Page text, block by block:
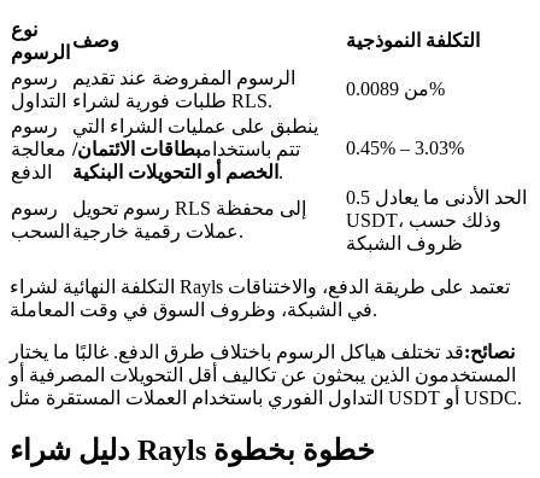
عمليات احتجاز BTR
استثمارات حصرية لحاملي BTR
خدمة الاقتراض المدعومة بالعملات المشفرة
نوع
الرسوم
وصف
التكلفة النموذجية
رسوم
التداول
الرسوم المفروضة عند تقديم
طلبات فورية لشراء RLS.
من 0.0089%
رسوم
معالجة
الدفع
ينطبق على عمليات الشراء التي
تتم باستخدامبطاقات الائتمان/
الخصم أو التحويلات البنكية .
0.45% – 3.03%
رسوم
السحب
رسوم تحويل RLS إلى محفظة
عملات رقمية خارجية.
الحد الأدنى ما يعادل 0.5
USDT، وذلك حسب
ظروف الشبكة
التكلفة النهائية لشراء Rayls تعتمد على طريقة الدفع، والاختناقات
في الشبكة، وظروف السوق في وقت المعاملة.
نصائح:قد تختلف هياكل الرسوم باختلاف طرق الدفع. غالبًا ما يختار
المستخدمون الذين يبحثون عن تكاليف أقل التحويلات المصرفية أو
التداول الفوري باستخدام العملات المستقرة مثل USDT أو USDC.
دليل شراء Rayls خطوة بخطوة